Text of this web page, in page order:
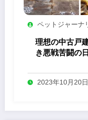
ペットジャーナ
理想の中古戸
き悪戦苦闘
2023年10月20日